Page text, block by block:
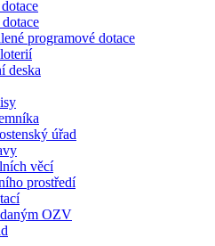
programové dotace
deska
úřad
věcí
prostředí
OZV